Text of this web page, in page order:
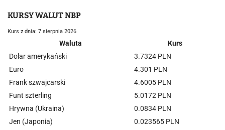
KURSY WALUT NBP
Kurs z dnia: 7 sierpnia 2026
Waluta
Kurs
Dolar amerykański
3.7324 PLN
Euro
4.301 PLN
Frank szwajcarski
4.6005 PLN
Funt szterling
5.0172 PLN
Hrywna (Ukraina)
0.0834 PLN
Jen (Japonia)
0.023565 PLN